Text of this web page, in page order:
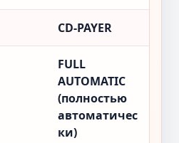
CD-PAYER
FULL
AUTOMATIC
(полностью
автоматичес
ки)